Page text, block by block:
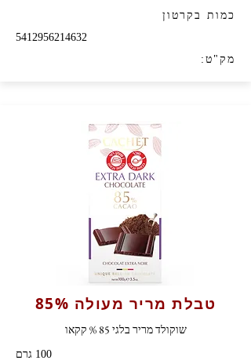
כמות בקרטון
5412956214632
מק"ט:
טבלת מריר מעולה 85%
שוקולד מריר בלגי 85 % קקאו
100 גרם